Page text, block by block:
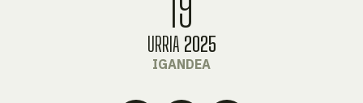
URRIA 2025
IGANDEA